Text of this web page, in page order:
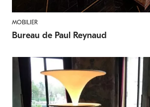
MOBILIER
Bureau de Paul Reynaud